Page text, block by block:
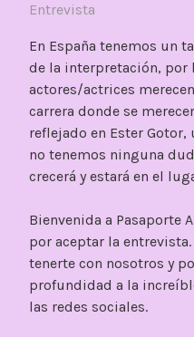
Entrevista
En España tenemos un
de la interpretación, por
actores/actrices
carrera donde se
reflejado en Ester
no tenemos ninguna
crecerá y estará en el
Bienvenida a Pasaporte
por aceptar la
tenerte con nosotros y
profundidad a la
las redes sociales.